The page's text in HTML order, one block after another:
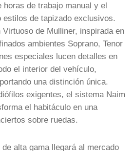
horas de trabajo manual y el
estilos de tapizado exclusivos.
de Mulliner, inspirada en
ambientes Soprano, Tenor
especiales lucen detalles en
el interior del vehículo,
una distinción única.
exigentes, el sistema Naim
el habitáculo en una
sobre ruedas.
alta gama llegará al mercado